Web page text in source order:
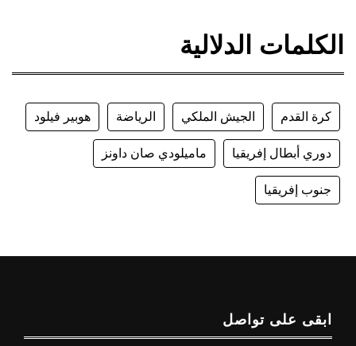
الكلمات الدلالية
كرة القدم الجيش الملكي الرياضة هوبير فيلود
دوري أبطال إفريقيا ماميلودي صان داونز
جنوب إفريقيا
ابقى على تواصل